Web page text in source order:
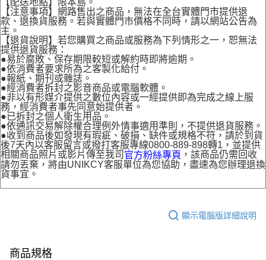
【配送地點】限本島。
【注意事項】網路售出之商品，無法在全台實體門市提供退
款、退換貨服務。若與實體門市價格不同時，請以網站公告為
主。
【退貨說明】若您購買之商品或服務為下列情形之一，恕無法
提供退貨服務：
●易於腐敗、保存期限較短或解約時即將逾期。
●依消費者要求所為之客製化給付。
●報紙、期刊或雜誌。
●經消費者拆封之影音商品或電腦軟體。
●非以有形媒介提供之數位內容或一經提供即為完成之線上服
務，經消費者事先同意始提供者。
●已拆封之個人衛生用品。
●依通訊交易解除權合理例外情事適用準則，不提供退貨服務。
●收到商品後如發現有瑕疵、破損、缺件或規格不符，請於到貨
後7天內以客服留言或撥打客服專線0800-889-898轉1，並提供
相關商品照片或影片傳至我司 官方粉絲專頁 ，該商品仍需回收
請勿丟棄，將由UNIKCY客服單位為您協助，盡速為您辦理退換
貨事宜。
顯示電腦版詳細說明
商品規格